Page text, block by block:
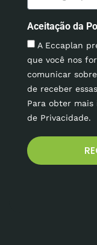
Aceitação da
A Eccaplan
que você nos
comunicar
de receber
Para obter mais
de Privacidade.